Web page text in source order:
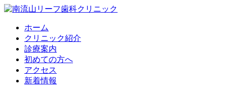
ホーム
クリニック紹介
診療案内
初めての方へ
アクセス
新着情報